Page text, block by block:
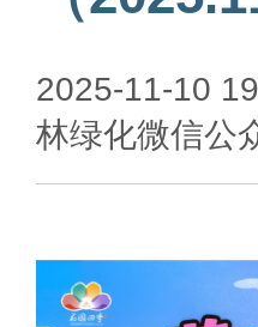
2025-11-10
林绿化微信公